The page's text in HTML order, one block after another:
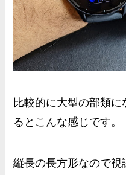
比較的に大型の部類
るとこんな感じです。
縦長の長方形なので